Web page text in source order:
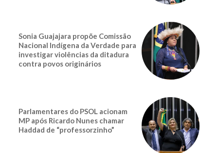
Sonia Guajajara propõe Comissão
Nacional Indígena da Verdade para
investigar violências da ditadura
contra povos originários
Parlamentares do PSOL acionam
MP após Ricardo Nunes chamar
Haddad de “professorzinho”